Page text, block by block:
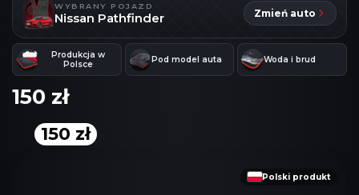
WYBRANY POJAZD
Nissan Pathfinder Zmień auto
Produkcja w
Polsce
Pod model auta Woda i brud
150 zł
150 zł
Polski produkt
ABY